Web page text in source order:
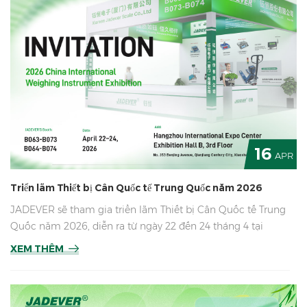
sẽ kiểm tra email định kỳ. Nếu bạn có bất kỳ thắc mắc
khẩn cấp nào, vui lòng liên hệ trực tiếp với quản lý bán
hàng của chúng tôi. Chúng tôi sẽ phản hồi lại bạn sớm
nhất có thể sau khi hoạt động trở lại. Cảm ơn sự thông
cảm và hỗ trợ của quý vị trong suốt năm qua. Chúc quý vị
và toàn thể đội ngũ nhân viên một kỳ nghỉ vui vẻ và an
toàn! Trân trọng, JADEVER
16 APR
Triển lãm Thiết bị Cân Quốc tế Trung Quốc năm 2026
JADEVER sẽ tham gia triển lãm Thiết bị Cân Quốc tế Trung
Quốc năm 2026, diễn ra từ ngày 22 đến 24 tháng 4 tại
Trung tâm Triển lãm Quốc tế Hàng Châu. Chúng tôi trân
B074, nằm ở tầng 3 của Hội trường B, để khám phá những
XEM THÊM